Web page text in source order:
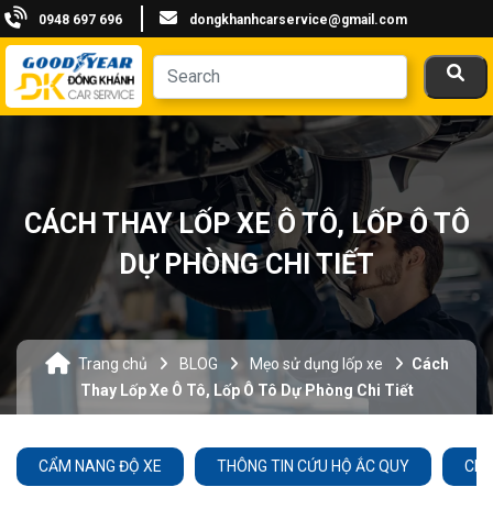
0948 697 696 dongkhanhcarservice@gmail.com
CÁCH THAY LỐP XE Ô TÔ, LỐP Ô TÔ
DỰ PHÒNG CHI TIẾT
Trang chủ BLOG Mẹo sử dụng lốp xe
Cách
Thay Lốp Xe Ô Tô, Lốp Ô Tô Dự Phòng Chi Tiết
CẨM NANG ĐỘ XE THÔNG TIN CỨU HỘ ẮC QUY